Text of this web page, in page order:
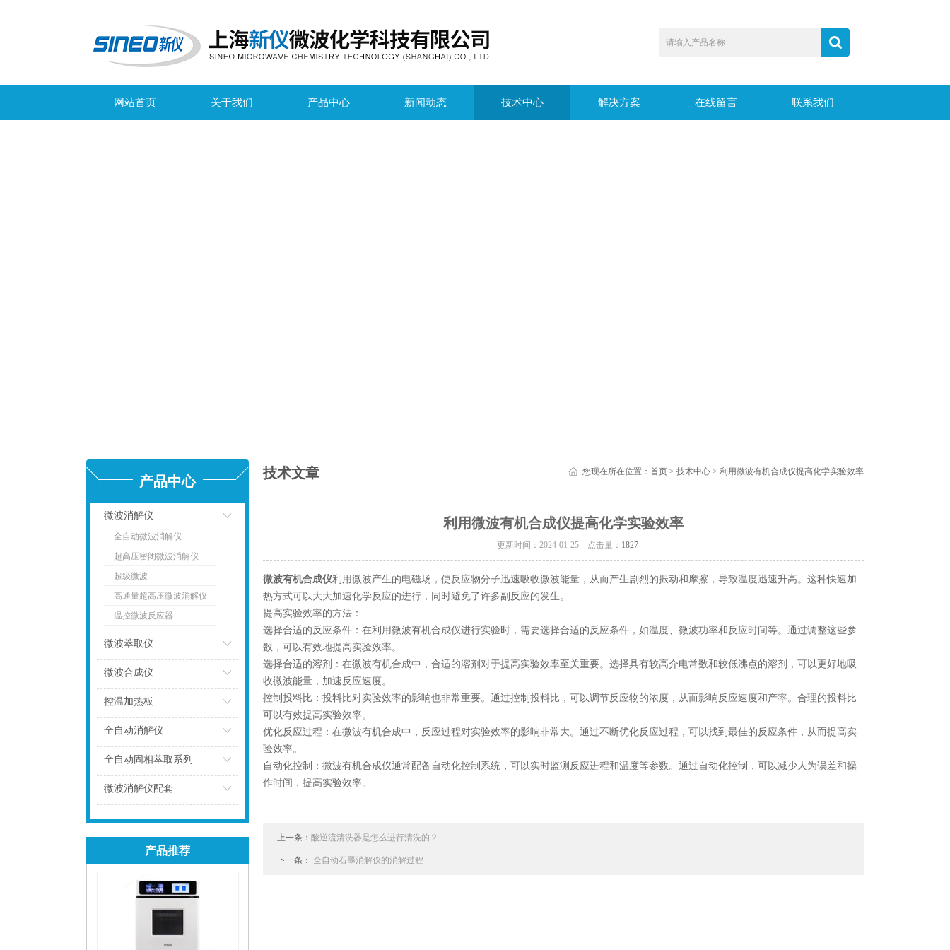
网站首页 关于我们 产品中心 新闻动态 技术中心 解决方案 在线留言 联系我们
产品中心
微波消解仪
全自动微波消解仪
超高压密闭微波消解仪
超级微波
高通量超高压微波消解仪
温控微波反应器
微波萃取仪
微波合成仪
控温加热板
全自动消解仪
点击
全自动固相萃取系列
微波消解仪配套
产品推荐
技术文章 您现在所在位置： 首页 > 技术中心 > 利用微波有机合成仪提高化学实验效率
利用微波有机合成仪提高化学实验效率
更新时间：2024-01-25 点击量： 1827
微波有机合成仪利用微波产生的电磁场，使反应物分子迅速吸收微波能量，从而产生剧烈的振动和摩擦，导致温度迅速升高。这种快速加
热方式可以大大加速化学反应的进行，同时避免了许多副反应的发生。
提高实验效率的方法：
选择合适的反应条件：在利用微波有机合成仪进行实验时，需要选择合适的反应条件，如温度、微波功率和反应时间等。通过调整这些参
数，可以有效地提高实验效率。
选择合适的溶剂：在微波有机合成中，合适的溶剂对于提高实验效率至关重要。选择具有较高介电常数和较低沸点的溶剂，可以更好地吸
收微波能量，加速反应速度。
控制投料比：投料比对实验效率的影响也非常重要。通过控制投料比，可以调节反应物的浓度，从而影响反应速度和产率。合理的投料比
可以有效提高实验效率。
优化反应过程：在微波有机合成中，反应过程对实验效率的影响非常大。通过不断优化反应过程，可以找到最佳的反应条件，从而提高实
验效率。
自动化控制：微波有机合成仪通常配备自动化控制系统，可以实时监测反应进程和温度等参数。通过自动化控制，可以减少人为误差和操
作时间，提高实验效率。
上一条： 酸逆流清洗器是怎么进行清洗的？
下一条： 全自动石墨消解仪的消解过程